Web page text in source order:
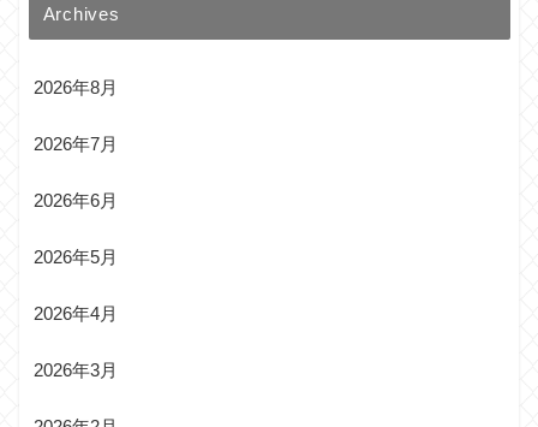
Archives
2026年8月
2026年7月
2026年6月
2026年5月
2026年4月
2026年3月